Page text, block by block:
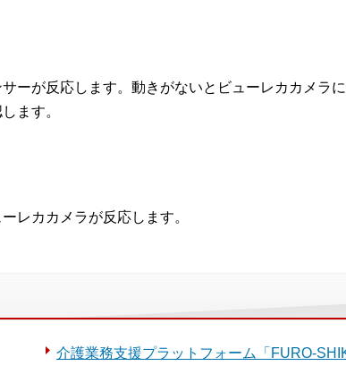
ーが反応します。動きがないとビューレカカメラ
ます。
レカカメラが反応します。
介護業務支援プラットフォーム「FURO-